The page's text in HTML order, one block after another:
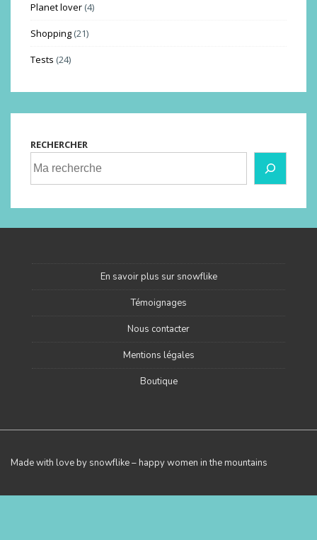
Planet lover (4)
Shopping (21)
Tests (24)
RECHERCHER
En savoir plus sur snowflike
Témoignages
Nous contacter
Mentions légales
Boutique
Made with love by snowflike – happy women in the mountains